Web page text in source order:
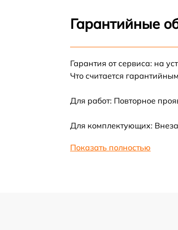
Ремонт встроенного
других устройств
Замена микросхемы логики
Замена ключей управления
Гарантийные
Гарантия от сервиса: на
Что считается
Для работ: Повторное
Для комплектующих:
Показать полностью